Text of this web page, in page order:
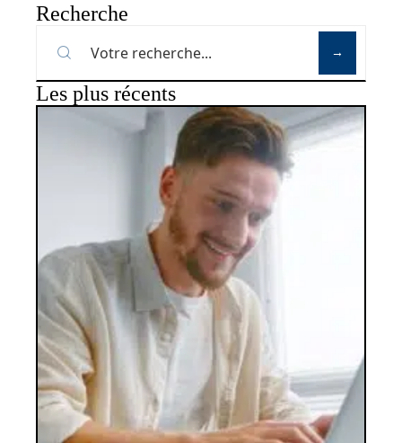
Recherche
Les plus récents